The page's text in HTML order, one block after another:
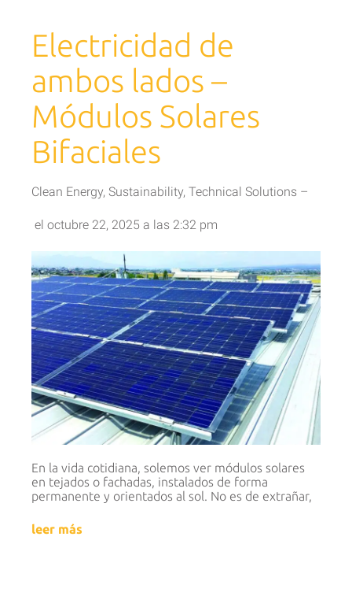
Electricidad de
ambos lados –
Módulos Solares
Bifaciales
Clean Energy, Sustainability, Technical Solutions –
el octubre 22, 2025 a las 2:32 pm
En la vida cotidiana, solemos ver módulos solares
en tejados o fachadas, instalados de forma
permanente y orientados al sol. No es de extrañar,
leer más